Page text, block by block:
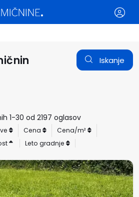
Maribor Zadnji
Iskanje
1-30 od 2197 oglasov
Cena
Cena/m²
Leto gradnje